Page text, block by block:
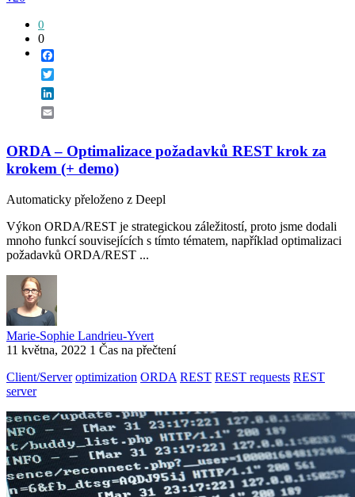
0
0
ORDA – Optimalizace požadavků REST krok za
krokem (+ demo)
Automaticky přeloženo z Deepl
Výkon ORDA/REST je strategickou záležitostí, proto jsme dodali
mnoho funkcí souvisejících s tímto tématem, například optimalizaci
požadavků ORDA/REST ...
Marie-Sophie Landrieu-Yvert
11 května, 2022 1 Čas na přečtení
Client/Server optimization ORDA REST REST requests REST
server